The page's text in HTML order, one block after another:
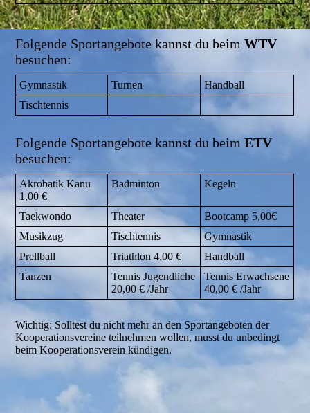
Folgende Sportangebote kannst du beimWTV
besuchen:
Gymnastik Turnen
Handball
Tischtennis
Folgende Sportangebote kannst du beimETV
besuchen:
Akrobatik Kanu
1,00 €
Badminton Kegeln
Taekwondo Theater
Bootcamp 5,00€
Musikzug
Tischtennis
Gymnastik
Prellball
Triathlon 4,00 €
Handball
Tanzen
Tennis Jugendliche
20,00 € /Jahr
Tennis Erwachsene
40,00 € /Jahr
Wichtig: Solltest du nicht mehr an den Sportangeboten der
Kooperationsvereine teilnehmen wollen, musst du unbedingt
beim Kooperationsverein kündigen.